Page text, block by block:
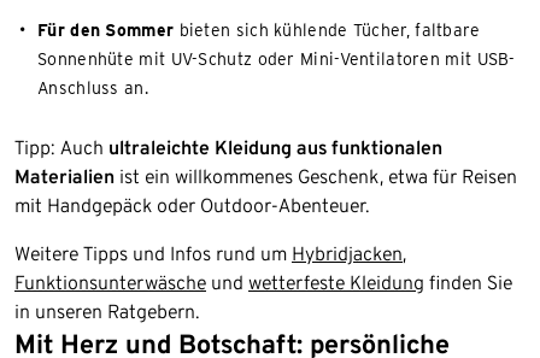
Für den Sommer bieten sich kühlende Tücher, faltbare
Sonnenhüte mit UV-Schutz oder Mini-Ventilatoren mit USB-
Anschluss an.
Tipp: Auch ultraleichte Kleidung aus funktionalen
Materialien ist ein willkommenes Geschenk, etwa für Reisen
mit Handgepäck oder Outdoor-Abenteuer.
Weitere Tipps und Infos rund um Hybridjacken,
Funktionsunterwäsche und wetterfeste Kleidung finden Sie
in unseren Ratgebern.
Mit Herz und Botschaft: persönliche